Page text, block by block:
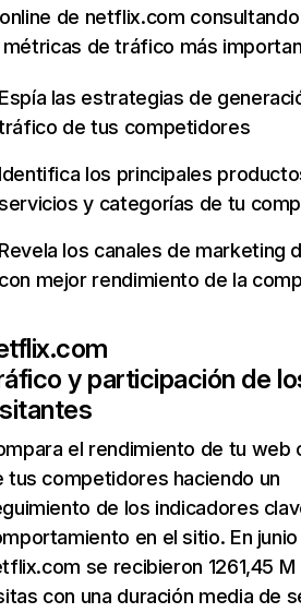
online de netflix.com
métricas de tráfico más
Espía las estrategias de
de tus competidores
Identifica los principales
y categorías de tu
Revela los canales de marketing
con mejor rendimiento de la
y participación de
el rendimiento de tu web
tus competidores haciendo un
de los indicadores
en el sitio. En junio
se recibieron 1261,45 M
con una duración media de